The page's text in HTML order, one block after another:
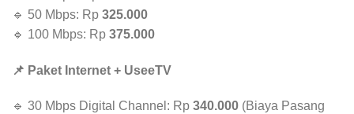
🔹 50 Mbps: Rp 325.000
🔹 100 Mbps: Rp 375.000
📌 Paket Internet + UseeTV
🔹 30 Mbps Digital Channel: Rp 340.000 (Biaya Pasang